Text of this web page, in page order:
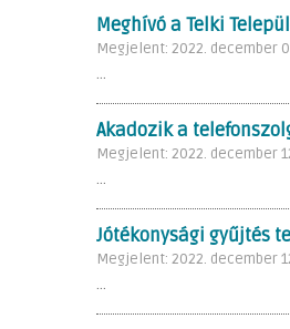
Meghívó a Telki
Megjelent: 2022. december
...
Akadozik a
Megjelent: 2022. december
...
Jótékonysági gyűjtés
Megjelent: 2022. december
...